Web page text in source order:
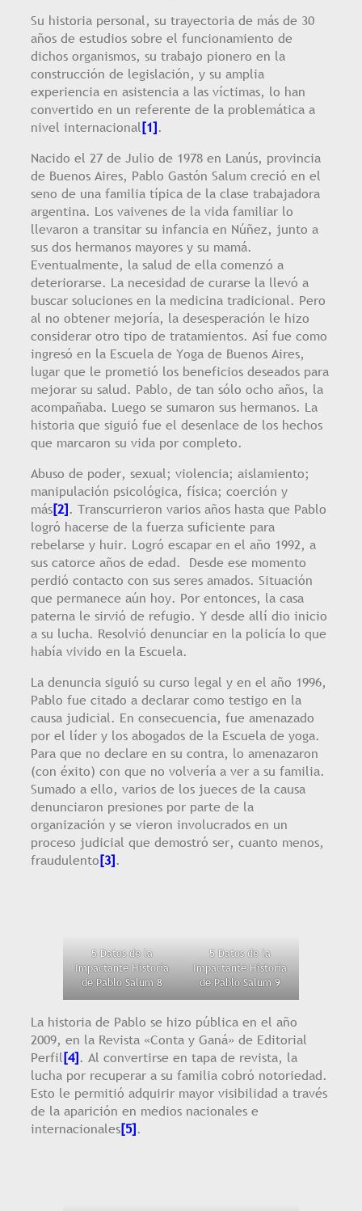
Su historia personal, su trayectoria de más de 30
años de estudios sobre el funcionamiento de
dichos organismos, su trabajo pionero en la
construcción de legislación, y su amplia
experiencia en asistencia a las víctimas, lo han
convertido en un referente de la problemática a
nivel internacional[1].
Nacido el 27 de Julio de 1978 en Lanús, provincia
de Buenos Aires, Pablo Gastón Salum creció en el
seno de una familia típica de la clase trabajadora
argentina. Los vaivenes de la vida familiar lo
llevaron a transitar su infancia en Núñez, junto a
sus dos hermanos mayores y su mamá.
Eventualmente, la salud de ella comenzó a
deteriorarse. La necesidad de curarse la llevó a
buscar soluciones en la medicina tradicional. Pero
al no obtener mejoría, la desesperación le hizo
considerar otro tipo de tratamientos. Así fue como
ingresó en la Escuela de Yoga de Buenos Aires,
lugar que le prometió los beneficios deseados para
mejorar su salud. Pablo, de tan sólo ocho años, la
acompañaba. Luego se sumaron sus hermanos. La
historia que siguió fue el desenlace de los hechos
que marcaron su vida por completo.
Abuso de poder, sexual; violencia; aislamiento;
manipulación psicológica, física; coerción y
más[2]. Transcurrieron varios años hasta que Pablo
logró hacerse de la fuerza suficiente para
rebelarse y huir. Logró escapar en el año 1992, a
sus catorce años de edad. Desde ese momento
perdió contacto con sus seres amados. Situación
que permanece aún hoy. Por entonces, la casa
paterna le sirvió de refugio. Y desde allí dio inicio
a su lucha. Resolvió denunciar en la policía lo que
había vivido en la Escuela.
La denuncia siguió su curso legal y en el año 1996,
Pablo fue citado a declarar como testigo en la
causa judicial. En consecuencia, fue amenazado
por el líder y los abogados de la Escuela de yoga.
Para que no declare en su contra, lo amenazaron
(con éxito) con que no volvería a ver a su familia.
Sumado a ello, varios de los jueces de la causa
denunciaron presiones por parte de la
organización y se vieron involucrados en un
proceso judicial que demostró ser, cuanto menos,
fraudulento[3].
5 Datos de la
Impactante Historia
de Pablo Salum 8
5 Datos de la
Impactante Historia
de Pablo Salum 9
La historia de Pablo se hizo pública en el año
2009, en la Revista «Conta y Ganá» de Editorial
Perfil[4]. Al convertirse en tapa de revista, la
lucha por recuperar a su familia cobró notoriedad.
Esto le permitió adquirir mayor visibilidad a través
de la aparición en medios nacionales e
internacionales[5].